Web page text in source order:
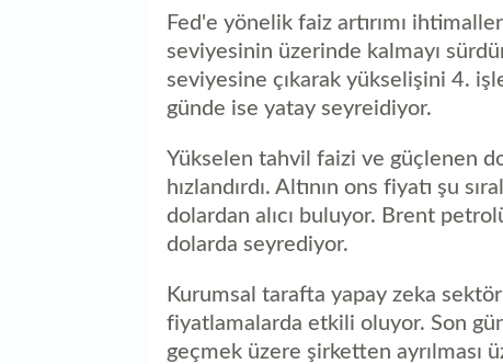
Fed'e yönelik faiz artırımı
seviyesinin üzerinde kalmayı
seviyesine çıkarak yükselişini 4.
günde ise yatay seyreidiyor.
Yükselen tahvil faizi ve güçlenen
hızlandırdı. Altının ons fiyatı şu
dolardan alıcı buluyor. Brent
dolarda seyrediyor.
Kurumsal tarafta yapay zeka
fiyatlamalarda etkili oluyor. Son
geçmek üzere şirketten ayrılması